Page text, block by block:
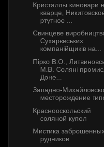
Кристаллы киновари
кварце,
ртутное ...
Свинцеве
Сухарєвських
компанійщиків на...
Пірко В.О.,
М.В. Соляні
Доне...
Западно-
месторождение
Краснооскольский
соляной купол
Мистика
рудников